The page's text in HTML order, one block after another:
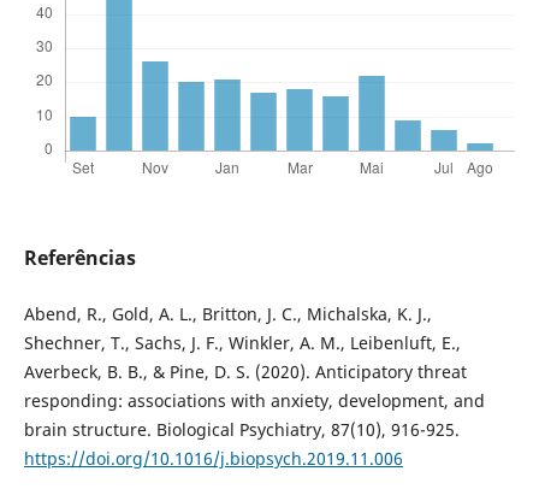
Referências
Abend, R., Gold, A. L., Britton, J. C., Michalska, K. J.,
Shechner, T., Sachs, J. F., Winkler, A. M., Leibenluft, E.,
Averbeck, B. B., & Pine, D. S. (2020). Anticipatory threat
responding: associations with anxiety, development, and
brain structure. Biological Psychiatry, 87(10), 916-925.
https://doi.org/10.1016/j.biopsych.2019.11.006